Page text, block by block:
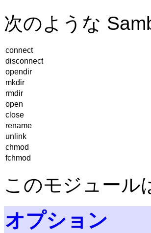
次のような
connect
disconnect
opendir
mkdir
rmdir
open
close
rename
unlink
chmod
fchmod
このモジュール
オプション